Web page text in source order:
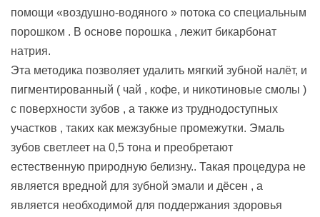
помощи «воздушно-водяного » потока со специальным
порошком . В основе порошка , лежит бикарбонат
натрия.
Эта методика позволяет удалить мягкий зубной налёт, и
пигментированный ( чай , кофе, и никотиновые смолы )
с поверхности зубов , а также из труднодоступных
участков , таких как межзубные промежутки. Эмаль
зубов светлеет на 0,5 тона и преобретают
естественную природную белизну.. Такая процедура не
является вредной для зубной эмали и дёсен , а
является необходимой для поддержания здоровья